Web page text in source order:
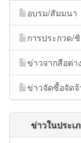
อบรม/สัมมนา
การประกวด/
ข่าวจากสือต่า
ข่าวจัดซื้อจัดจ้
ข่าวในประเ